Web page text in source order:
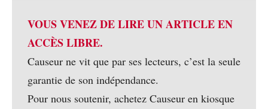
VOUS VENEZ DE LIRE UN ARTICLE EN
ACCÈS LIBRE.
Causeur ne vit que par ses lecteurs, c’est la seule
garantie de son indépendance.
Pour nous soutenir, achetez Causeur en kiosque